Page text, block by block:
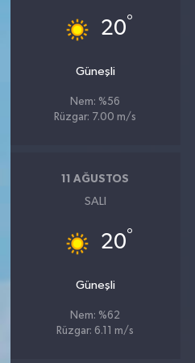
20°
Güneşli
Nem: %56
Rüzgar: 7.00 m/s
11 AĞUSTOS
SALI
20°
Güneşli
Nem: %62
Rüzgar: 6.11 m/s